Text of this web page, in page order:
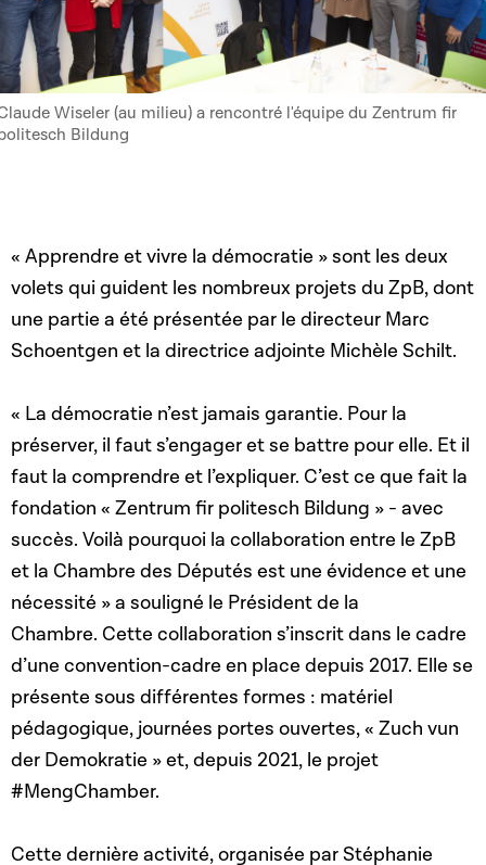
Wiseler (au milieu) a rencontré l'équipe du Zentrum fir
Bildung
« Apprendre et vivre la démocratie » sont les deux
volets qui guident les nombreux projets du ZpB, dont
une partie a été présentée par le directeur Marc
Schoentgen et la directrice adjointe Michèle Schilt.
« La démocratie n’est jamais garantie. Pour la
préserver, il faut s’engager et se battre pour elle. Et il
faut la comprendre et l’expliquer. C’est ce que fait la
fondation « Zentrum fir politesch Bildung » - avec
succès. Voilà pourquoi la collaboration entre le ZpB
et la Chambre des Députés est une évidence et une
nécessité » a souligné le Président de la
Chambre. Cette collaboration s’inscrit dans le cadre
d’une convention-cadre en place depuis 2017. Elle se
présente sous différentes formes : matériel
pédagogique, journées portes ouvertes, « Zuch vun
der Demokratie » et, depuis 2021, le projet
#MengChamber.
Cette dernière activité, organisée par Stéphanie